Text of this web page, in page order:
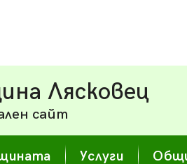
Лясковец
сайт
Услуги